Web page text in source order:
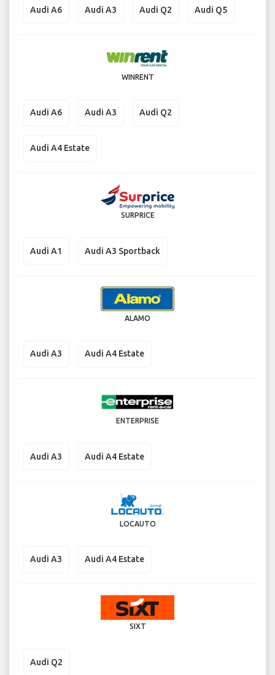
Audi A6 Audi A3 Audi Q2 Audi Q5
WINRENT
Audi A6 Audi A3 Audi Q2
Audi A4 Estate
SURPRICE
Audi A1 Audi A3 Sportback
ALAMO
Audi A3 Audi A4 Estate
ENTERPRISE
Audi A3 Audi A4 Estate
LOCAUTO
Audi A3 Audi A4 Estate
SIXT
Audi Q2